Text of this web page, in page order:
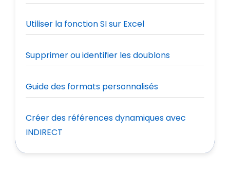
Utiliser la fonction SI sur Excel
Supprimer ou identifier les doublons
Guide des formats personnalisés
Créer des références dynamiques avec
INDIRECT